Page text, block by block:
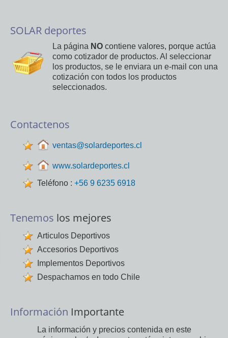
SOLAR deportes
La página NO contiene valores, porque actúa
como cotizador de productos. Al seleccionar
los productos, se le enviara un e-mail con una
cotización con todos los productos
seleccionados.
Contactenos
ventas@solardeportes.cl
www.solardeportes.cl
Teléfono : +56 9 6235 6918
Tenemos los mejores
Articulos Deportivos
Accesorios Deportivos
Implementos Deportivos
Despachamos en todo Chile
Información Importante
La información y precios contenida en este